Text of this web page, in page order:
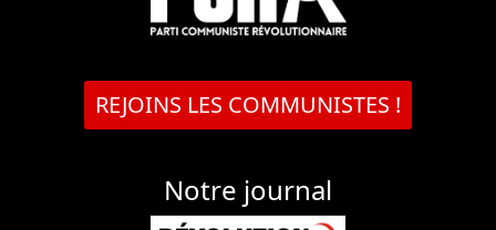
REJOINS LES COMMUNISTES !
Notre journal